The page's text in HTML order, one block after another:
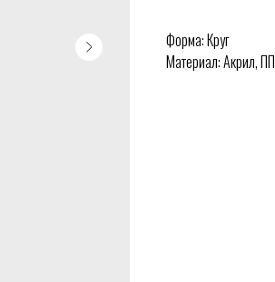
Форма: Круг
Материал: Акрил, ПП